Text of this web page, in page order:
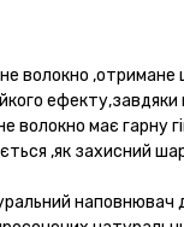
волокно ,отримане
волокно має гарну
,як захисний шар
наповнювач